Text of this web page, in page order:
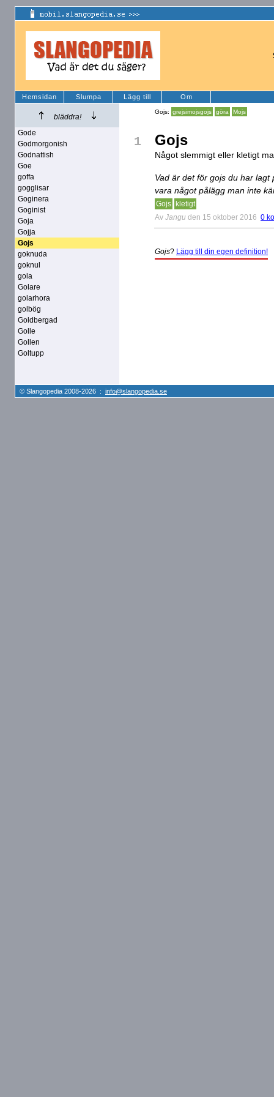
Hemsidan Slumpa Lägg till Om
bläddra!
Gode
Godmorgonish
Godnattish
Goe
goffa
gogglisar
Goginera
Goginist
Goja
Gojja
Gojs
goknuda
goknul
gola
Golare
golarhora
golbög
Goldbergad
Golle
Gollen
Goltupp
Gojs: grejsimojsgojs göra Mojs
1 Gojs
Något slemmigt eller kletigt
Vad är det för gojs du har
vara något pålägg man inte
Gojs
kletigt
Av Jangu den 15 oktober 2016 0
Gojs? Lägg till din egen definition!
© Slangopedia 2008-2026 : info@slangopedia.se